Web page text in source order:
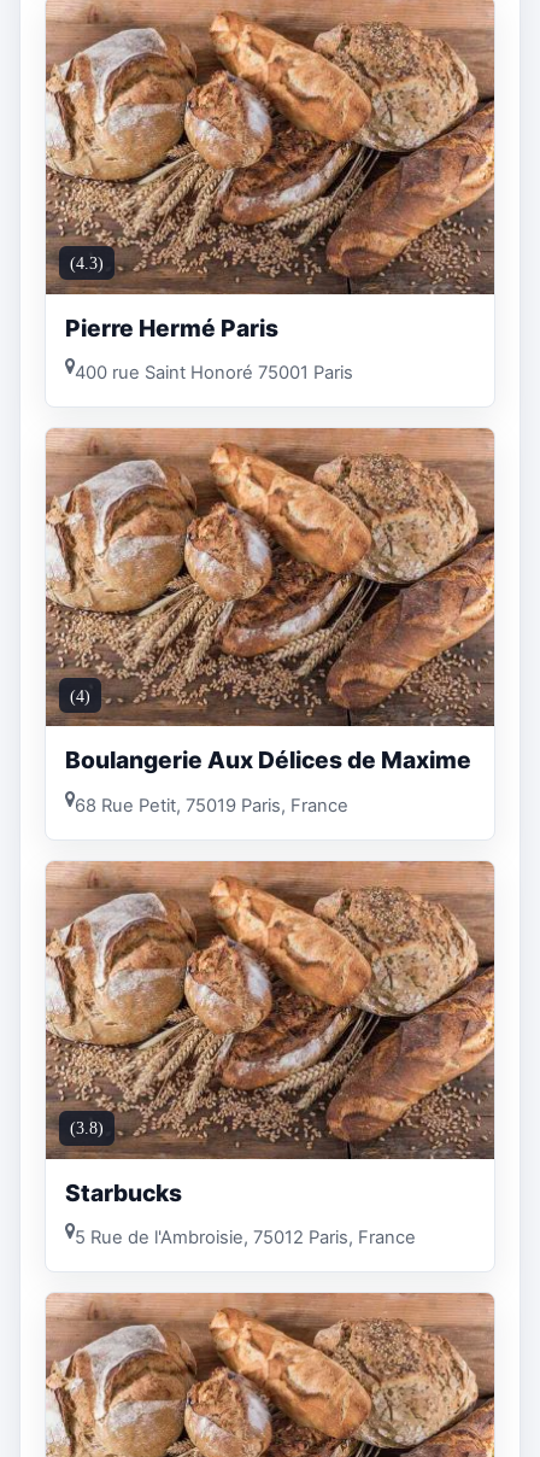
(4.3)
Pierre Hermé Paris
400 rue Saint Honoré 75001 Paris
(4)
Boulangerie Aux Délices de Maxime
68 Rue Petit, 75019 Paris, France
(3.8)
Starbucks
5 Rue de l'Ambroisie, 75012 Paris, France